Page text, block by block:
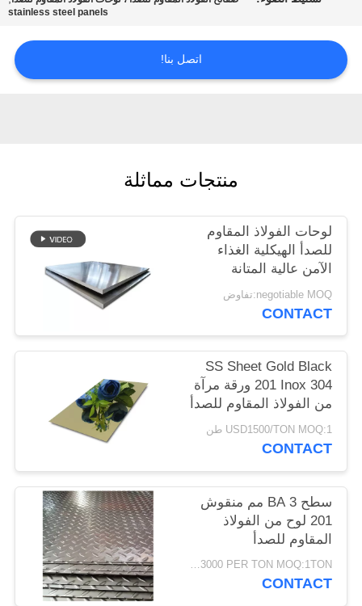
اطلب
اقتباس
PRIVACY
POLICY
stainless steel panels
اتصل بنا!
منتجات مماثلة
لوحات الفولاذ المقاوم
للصدأ الهيكلية الغذاء
الآمن عالية المتانة
المعالجة السطحية
المخصصة
negotiable MOQ:تفاوض
CONTACT
SS Sheet Gold Black
201 Inox 304 ورقة مرآة
من الفولاذ المقاوم للصدأ
للديكور الخارجي الداخلي
USD1500/TON MOQ:1 طن
CONTACT
سطح BA 3 مم منقوش
201 لوح من الفولاذ
المقاوم للصدأ
USD1200-3000 PER TON MOQ:1TON
CONTACT